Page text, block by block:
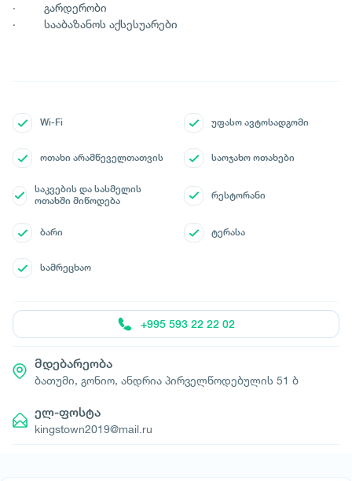
· გარდერობი
· სააბაზანოს აქსესუარები
Wi-Fi უფასო ავტოსადგომი
ოთახი არამწეველთათვის საოჯახო ოთახები
საკვების და სასმელის
ოთახში მიწოდება
რესტორანი
ბარი ტერასა
სამრეცხაო
+995 593 22 22 02
მდებარეობა
ბათუმი, გონიო, ანდრია პირველწოდებულის 51 ბ
ელ-ფოსტა
kingstown2019@mail.ru